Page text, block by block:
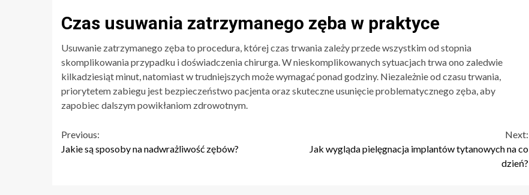
Czas usuwania zatrzymanego zęba w praktyce
Usuwanie zatrzymanego zęba to procedura, której czas trwania zależy przede wszystkim od stopnia
skomplikowania przypadku i doświadczenia chirurga. W nieskomplikowanych sytuacjach trwa ono zaledwie
kilkadziesiąt minut, natomiast w trudniejszych może wymagać ponad godziny. Niezależnie od czasu trwania,
priorytetem zabiegu jest bezpieczeństwo pacjenta oraz skuteczne usunięcie problematycznego zęba, aby
zapobiec dalszym powikłaniom zdrowotnym.
Continue
Previous:
Jakie są sposoby na nadwrażliwość zębów?
Next:
Jak wygląda pielęgnacja implantów tytanowych na co
dzień?